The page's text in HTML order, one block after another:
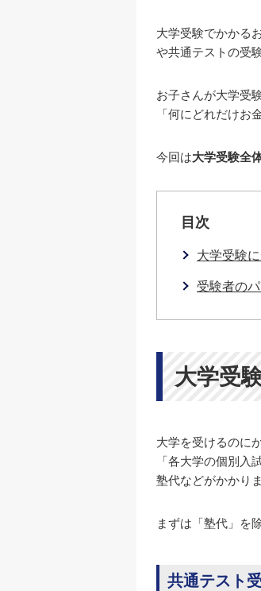
大学受験でかかる
や共通テストの受
お子さんが大学受
「何にどれだけお
今回は大学受験全
目次
大学受験
受験者の
大学受
大学を受けるのに
「各大学の個別
塾代などがかかりま
まずは「塾代」を
共通テスト